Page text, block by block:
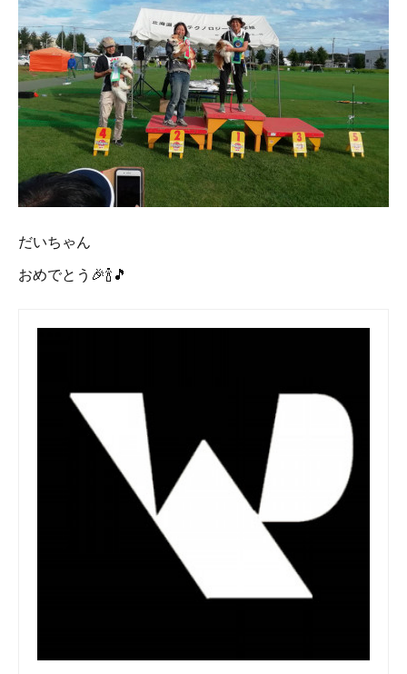
だいちゃん
おめでとう🎉🍾🎵